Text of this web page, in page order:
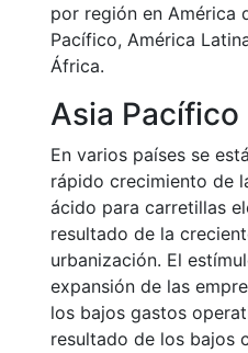
por región en América
Pacífico, América
África.
Asia Pacífico
En varios países se
rápido crecimiento de
ácido para carretillas
resultado de la
urbanización. El
expansión de las
los bajos gastos
resultado de los bajos